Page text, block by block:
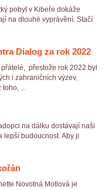
pobyt v Kibeře dokáže
na dlouhé vyprávění. Stačí
Dialog za rok 2022
přátelé, přestože rok 2022 byl
i zahraničních výzev,
...
na dálku dostávají naši
lepší budoucnost. Aby ji
Novotná Motlová je